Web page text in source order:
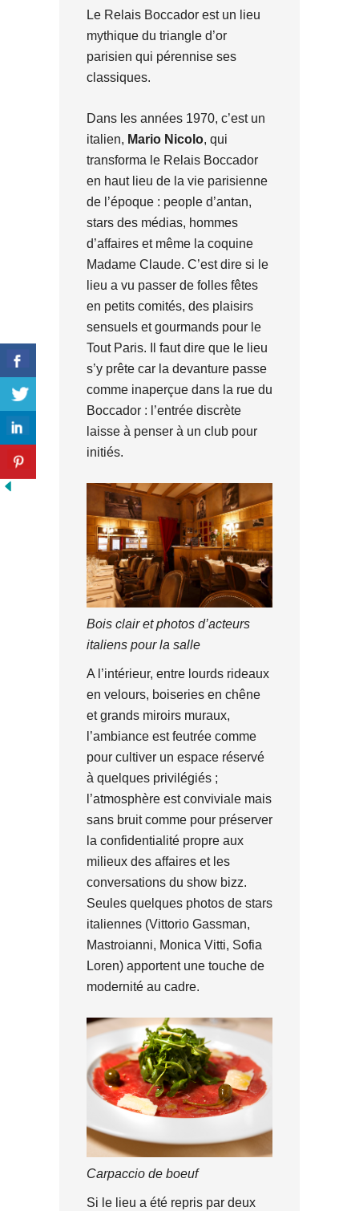
Le Relais Boccador est un lieu
mythique du triangle d’or
parisien qui pérennise ses
classiques.
Dans les années 1970, c’est un
italien, Mario Nicolo, qui
transforma le Relais Boccador
en haut lieu de la vie parisienne
de l’époque : people d’antan,
stars des médias, hommes
d’affaires et même la coquine
Madame Claude. C’est dire si le
lieu a vu passer de folles fêtes
en petits comités, des plaisirs
sensuels et gourmands pour le
Tout Paris. Il faut dire que le lieu
s’y prête car la devanture passe
comme inaperçue dans la rue du
Boccador : l’entrée discrète
laisse à penser à un club pour
initiés.
Bois clair et photos d’acteurs
italiens pour la salle
A l’intérieur, entre lourds rideaux
en velours, boiseries en chêne
et grands miroirs muraux,
l’ambiance est feutrée comme
pour cultiver un espace réservé
à quelques privilégiés ;
l’atmosphère est conviviale mais
sans bruit comme pour préserver
la confidentialité propre aux
milieux des affaires et les
conversations du show bizz.
Seules quelques photos de stars
italiennes (Vittorio Gassman,
Mastroianni, Monica Vitti, Sofia
Loren) apportent une touche de
modernité au cadre.
Carpaccio de boeuf
Si le lieu a été repris par deux